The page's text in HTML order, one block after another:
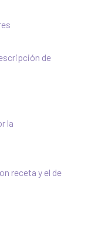
de
la
receta y el de